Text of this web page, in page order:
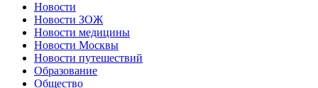
Новости
Новости ЗОЖ
Новости медицины
Новости Москвы
Новости путешествий
Образование
Общество